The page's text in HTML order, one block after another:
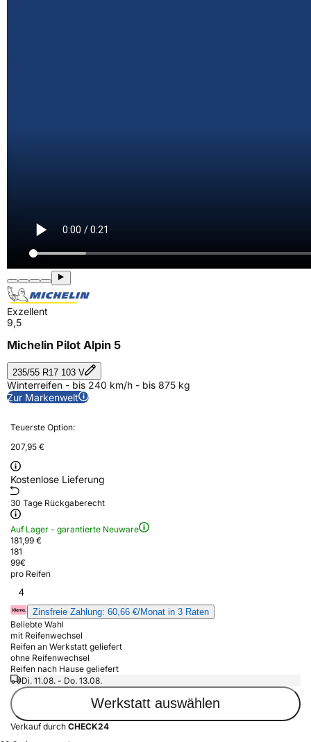
Exzellent
9,5
Michelin Pilot Alpin 5
235/55 R17 103 V
Winterreifen - bis 240 km/h - bis 875 kg
Zur Markenwelt
Teuerste Option:
207,95 €
Kostenlose Lieferung
30 Tage Rückgaberecht
Auf Lager - garantierte Neuware
181,99 €
181
99€
pro Reifen
4
Zinsfreie Zahlung: 60,66 €/Monat in 3 Raten
Beliebte Wahl
mit Reifenwechsel
Reifen an Werkstatt geliefert
ohne Reifenwechsel
Reifen nach Hause geliefert
Di. 11.08. - Do. 13.08.
Werkstatt auswählen
Verkauf durch CHECK24